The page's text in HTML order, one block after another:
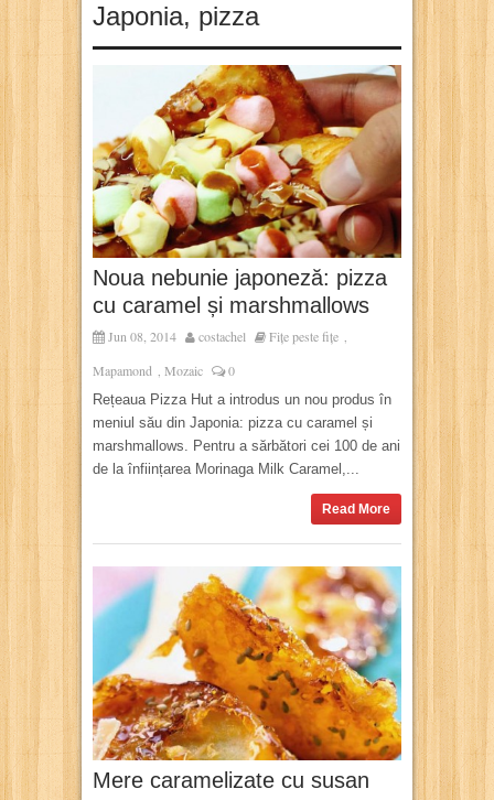
Japonia, pizza
Noua nebunie japoneză: pizza
cu caramel și marshmallows
Jun 08, 2014 costachel Fițe peste fițe ,
Mapamond , Mozaic 0
Rețeaua Pizza Hut a introdus un nou produs în
meniul său din Japonia: pizza cu caramel și
marshmallows. Pentru a sărbători cei 100 de ani
de la înființarea Morinaga Milk Caramel,...
Read More
Mere caramelizate cu susan